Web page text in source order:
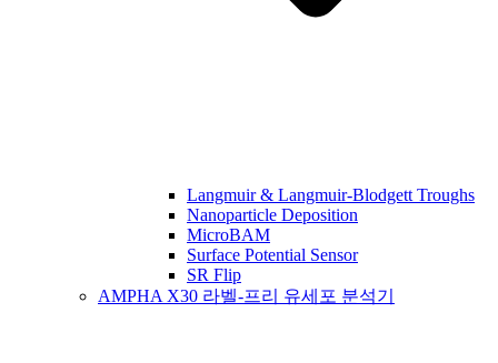
Langmuir & Langmuir-Blodgett Troughs
Nanoparticle Deposition
MicroBAM
Surface Potential Sensor
SR Flip
AMPHA X30 라벨-프리 유세포 분석기